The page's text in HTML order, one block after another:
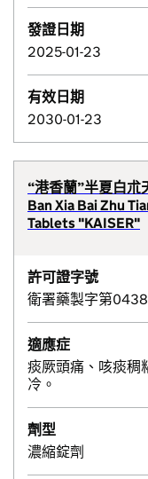
發證日期
2025-01-23
有效日期
2030-01-23
“港香蘭”半夏白朮
Ban Xia Bai Zhu
Tablets "KAISER"
許可證字號
衛署藥製字第
適應症
痰厥頭痛、咳痰稠
冷。
劑型
濃縮錠劑